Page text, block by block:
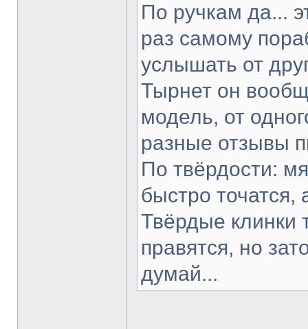
По ручкам да...
раз самому
услышать от
Тырнет он
модель, от
разные отзывы
По твёрдости:
быстро точатся,
Твёрдые клинки
правятся, но
думай...